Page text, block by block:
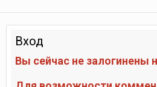
Вход
Вы сейчас не залогинены